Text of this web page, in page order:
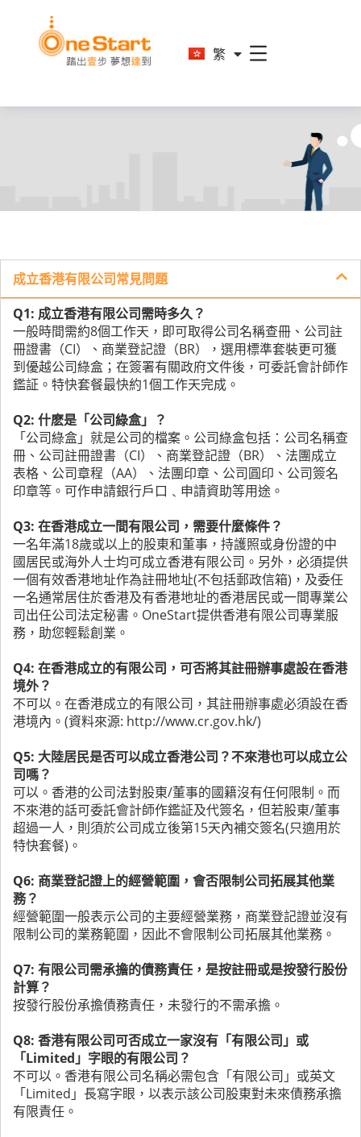
繁
简
成立香港有限公司常見問題
Q1: 成立香港有限公司需時多久？
一般時間需約8個工作天，即可取得公司名稱查冊、公司註
冊證書（CI）、商業登記證（BR），選用標準套裝更可獲
到優越公司綠盒；在簽署有關政府文件後，可委託會計師作
鑑証。特快套餐最快約1個工作天完成。
Q2: 什麽是「公司綠盒」？
「公司綠盒」就是公司的檔案。公司綠盒包括：公司名稱查
冊、公司註冊證書（CI）、商業登記證（BR）、法團成立
表格、公司章程（AA）、法團印章、公司圓印、公司簽名
印章等。可作申請銀行戶口﹑申請資助等用途。
Q3: 在香港成立一間有限公司，需要什麼條件？
一名年滿18歲或以上的股東和董事，持護照或身份證的中
國居民或海外人士均可成立香港有限公司。另外，必須提供
一個有效香港地址作為註冊地址(不包括郵政信箱)，及委任
一名通常居住於香港及有香港地址的香港居民或一間專業公
司出任公司法定秘書。OneStart提供香港有限公司專業服
務，助您輕鬆創業。
Q4: 在香港成立的有限公司，可否將其註冊辦事處設在香港
境外？
不可以。在香港成立的有限公司，其註冊辦事處必須設在香
港境內。(資料來源: http://www.cr.gov.hk/)
Q5: 大陸居民是否可以成立香港公司？不來港也可以成立公
司嗎？
可以。香港的公司法對股東/董事的國籍沒有任何限制。而
不來港的話可委託會計師作鑑証及代簽名，但若股東/董事
超過一人，則須於公司成立後第15天內補交簽名(只適用於
特快套餐)。
Q6: 商業登記證上的經營範圍，會否限制公司拓展其他業
務？
經營範圍一般表示公司的主要經營業務，商業登記證並沒有
限制公司的業務範圍，因此不會限制公司拓展其他業務。
Q7: 有限公司需承擔的債務責任，是按註冊或是按發行股份
計算？
按發行股份承擔債務責任，未發行的不需承擔。
Q8: 香港有限公司可否成立一家沒有「有限公司」或
「Limited」字眼的有限公司？
不可以。香港有限公司名稱必需包含「有限公司」或英文
「Limited」長寫字眼，以表示該公司股東對未來債務承擔
有限責任。